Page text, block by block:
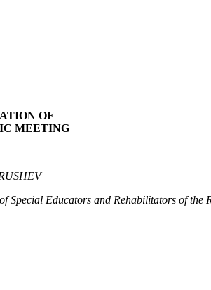
OF
MEETING
Special Educators and Rehabilitators of the